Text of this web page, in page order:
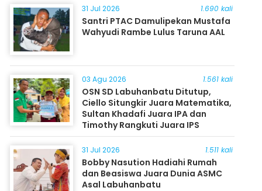
31 Jul 2026 1.690 kali
Santri PTAC Damulipekan Mustafa
Wahyudi Rambe Lulus Taruna AAL
03 Agu 2026 1.561 kali
OSN SD Labuhanbatu Ditutup,
Ciello Situngkir Juara Matematika,
Sultan Khadafi Juara IPA dan
Timothy Rangkuti Juara IPS
31 Jul 2026 1.511 kali
Bobby Nasution Hadiahi Rumah
dan Beasiswa Juara Dunia ASMC
Asal Labuhanbatu